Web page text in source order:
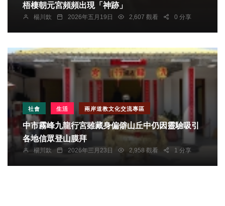
梧棲朝元宮頻頻出現「神跡」
楊川欽 2026年五月19日 2,607 觀看 0 分享
社會 生活 兩岸道教文化交流專區
中市霧峰九龍行宮雖藏身偏僻山丘中仍因靈驗吸引
各地信眾登山膜拜
楊川欽 2026年三月23日 2,958 觀看 1 分享